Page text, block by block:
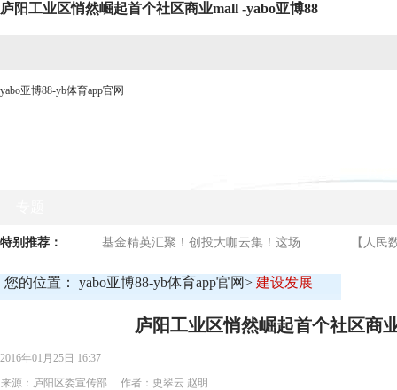
庐阳工业区悄然崛起首个社区商业mall -yabo亚博88
yabo亚博88-yb体育app官网
特别推荐： 基金精英汇聚！创投大咖云集！这场... 【人民
您的位置： yabo亚博88-yb体育app官网> 建设发展
庐阳工业区悄然崛起首个社区商
2016年01月25日 16:37
来源：庐阳区委宣传部 作者：史翠云 赵明